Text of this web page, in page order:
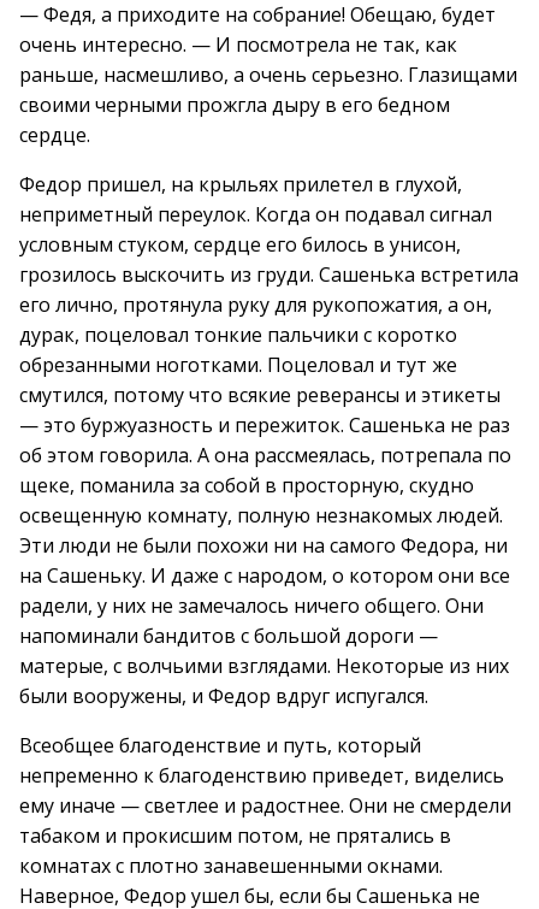
— Федя, а приходите на собрание! Обещаю, будет
очень интересно. — И посмотрела не так, как
раньше, насмешливо, а очень серьезно. Глазищами
своими черными прожгла дыру в его бедном
сердце.
Федор пришел, на крыльях прилетел в глухой,
неприметный переулок. Когда он подавал сигнал
условным стуком, сердце его билось в унисон,
грозилось выскочить из груди. Сашенька встретила
его лично, протянула руку для рукопожатия, а он,
дурак, поцеловал тонкие пальчики с коротко
обрезанными ноготками. Поцеловал и тут же
смутился, потому что всякие реверансы и этикеты
— это буржуазность и пережиток. Сашенька не раз
об этом говорила. А она рассмеялась, потрепала по
щеке, поманила за собой в просторную, скудно
освещенную комнату, полную незнакомых людей.
Эти люди не были похожи ни на самого Федора, ни
на Сашеньку. И даже с народом, о котором они все
радели, у них не замечалось ничего общего. Они
напоминали бандитов с большой дороги —
матерые, с волчьими взглядами. Некоторые из них
были вооружены, и Федор вдруг испугался.
Всеобщее благоденствие и путь, который
непременно к благоденствию приведет, виделись
ему иначе — светлее и радостнее. Они не смердели
табаком и прокисшим потом, не прятались в
комнатах с плотно занавешенными окнами.
Наверное, Федор ушел бы, если бы Сашенька не